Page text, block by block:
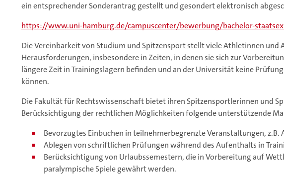
ein entsprechender Sonderantrag gestellt und gesondert elektronisch
https://www.uni-hamburg.de/campuscenter/bewerbung/bachelor-
Die Vereinbarkeit von Studium und Spitzensport stellt viele Athletinnen und
Herausforderungen, insbesondere in Zeiten, in denen sie sich zur
längere Zeit in Trainingslagern befinden und an der Universität keine
können.
Die Fakultät für Rechtswissenschaft bietet ihren Spitzensportlerinnen und
Berücksichtigung der rechtlichen Möglichkeiten folgende unterstützende
Bevorzugtes Einbuchen in teilnehmerbegrenzte Veranstaltungen,
Ablegen von schriftlichen Prüfungen während des Aufenthalts in
Berücksichtigung von Urlaubssemestern, die in Vorbereitung auf
paralympische Spiele gewährt werden.